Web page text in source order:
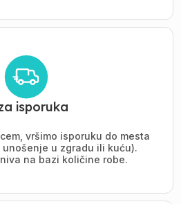
isporuka
vršimo isporuku do mesta
u zgradu ili kuću).
na bazi količine robe.